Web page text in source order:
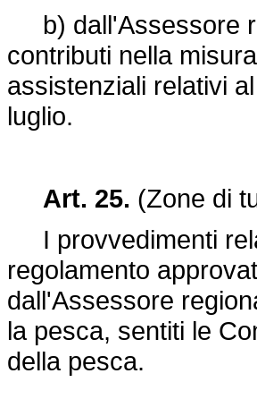
b) dall'Assessore
contributi nella
assistenziali relativi
luglio.
Art. 25. (Zone di
I provvedimenti
regolamento
dall'Assessore
la pesca, sentiti le
della pesca.